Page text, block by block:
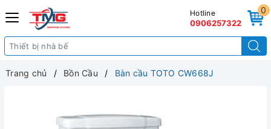
0
Hotline
0906257322
Trang chủ Bồn Cầu Bàn cầu TOTO CW668J